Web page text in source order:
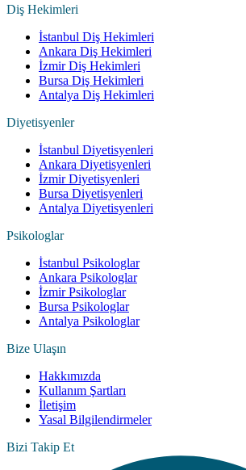
Diş Hekimleri
İstanbul Diş Hekimleri
Ankara Diş Hekimleri
İzmir Diş Hekimleri
Bursa Diş Hekimleri
Antalya Diş Hekimleri
Diyetisyenler
İstanbul Diyetisyenleri
Ankara Diyetisyenleri
İzmir Diyetisyenleri
Bursa Diyetisyenleri
Antalya Diyetisyenleri
Psikologlar
İstanbul Psikologlar
Ankara Psikologlar
İzmir Psikologlar
Bursa Psikologlar
Antalya Psikologlar
Bize Ulaşın
Hakkımızda
Kullanım Şartları
İletişim
Yasal Bilgilendirmeler
Bizi Takip Et